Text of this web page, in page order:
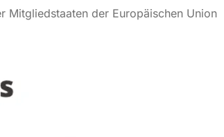
Mitgliedstaaten der Europäischen Union